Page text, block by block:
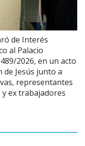
de Interés
al Palacio
2026, en un acto
Jesús junto a
representantes
ex trabajadores